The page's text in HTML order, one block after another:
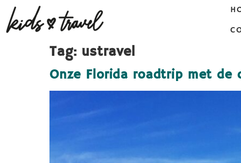
Tag: ustravel
Onze Florida roadtrip met de